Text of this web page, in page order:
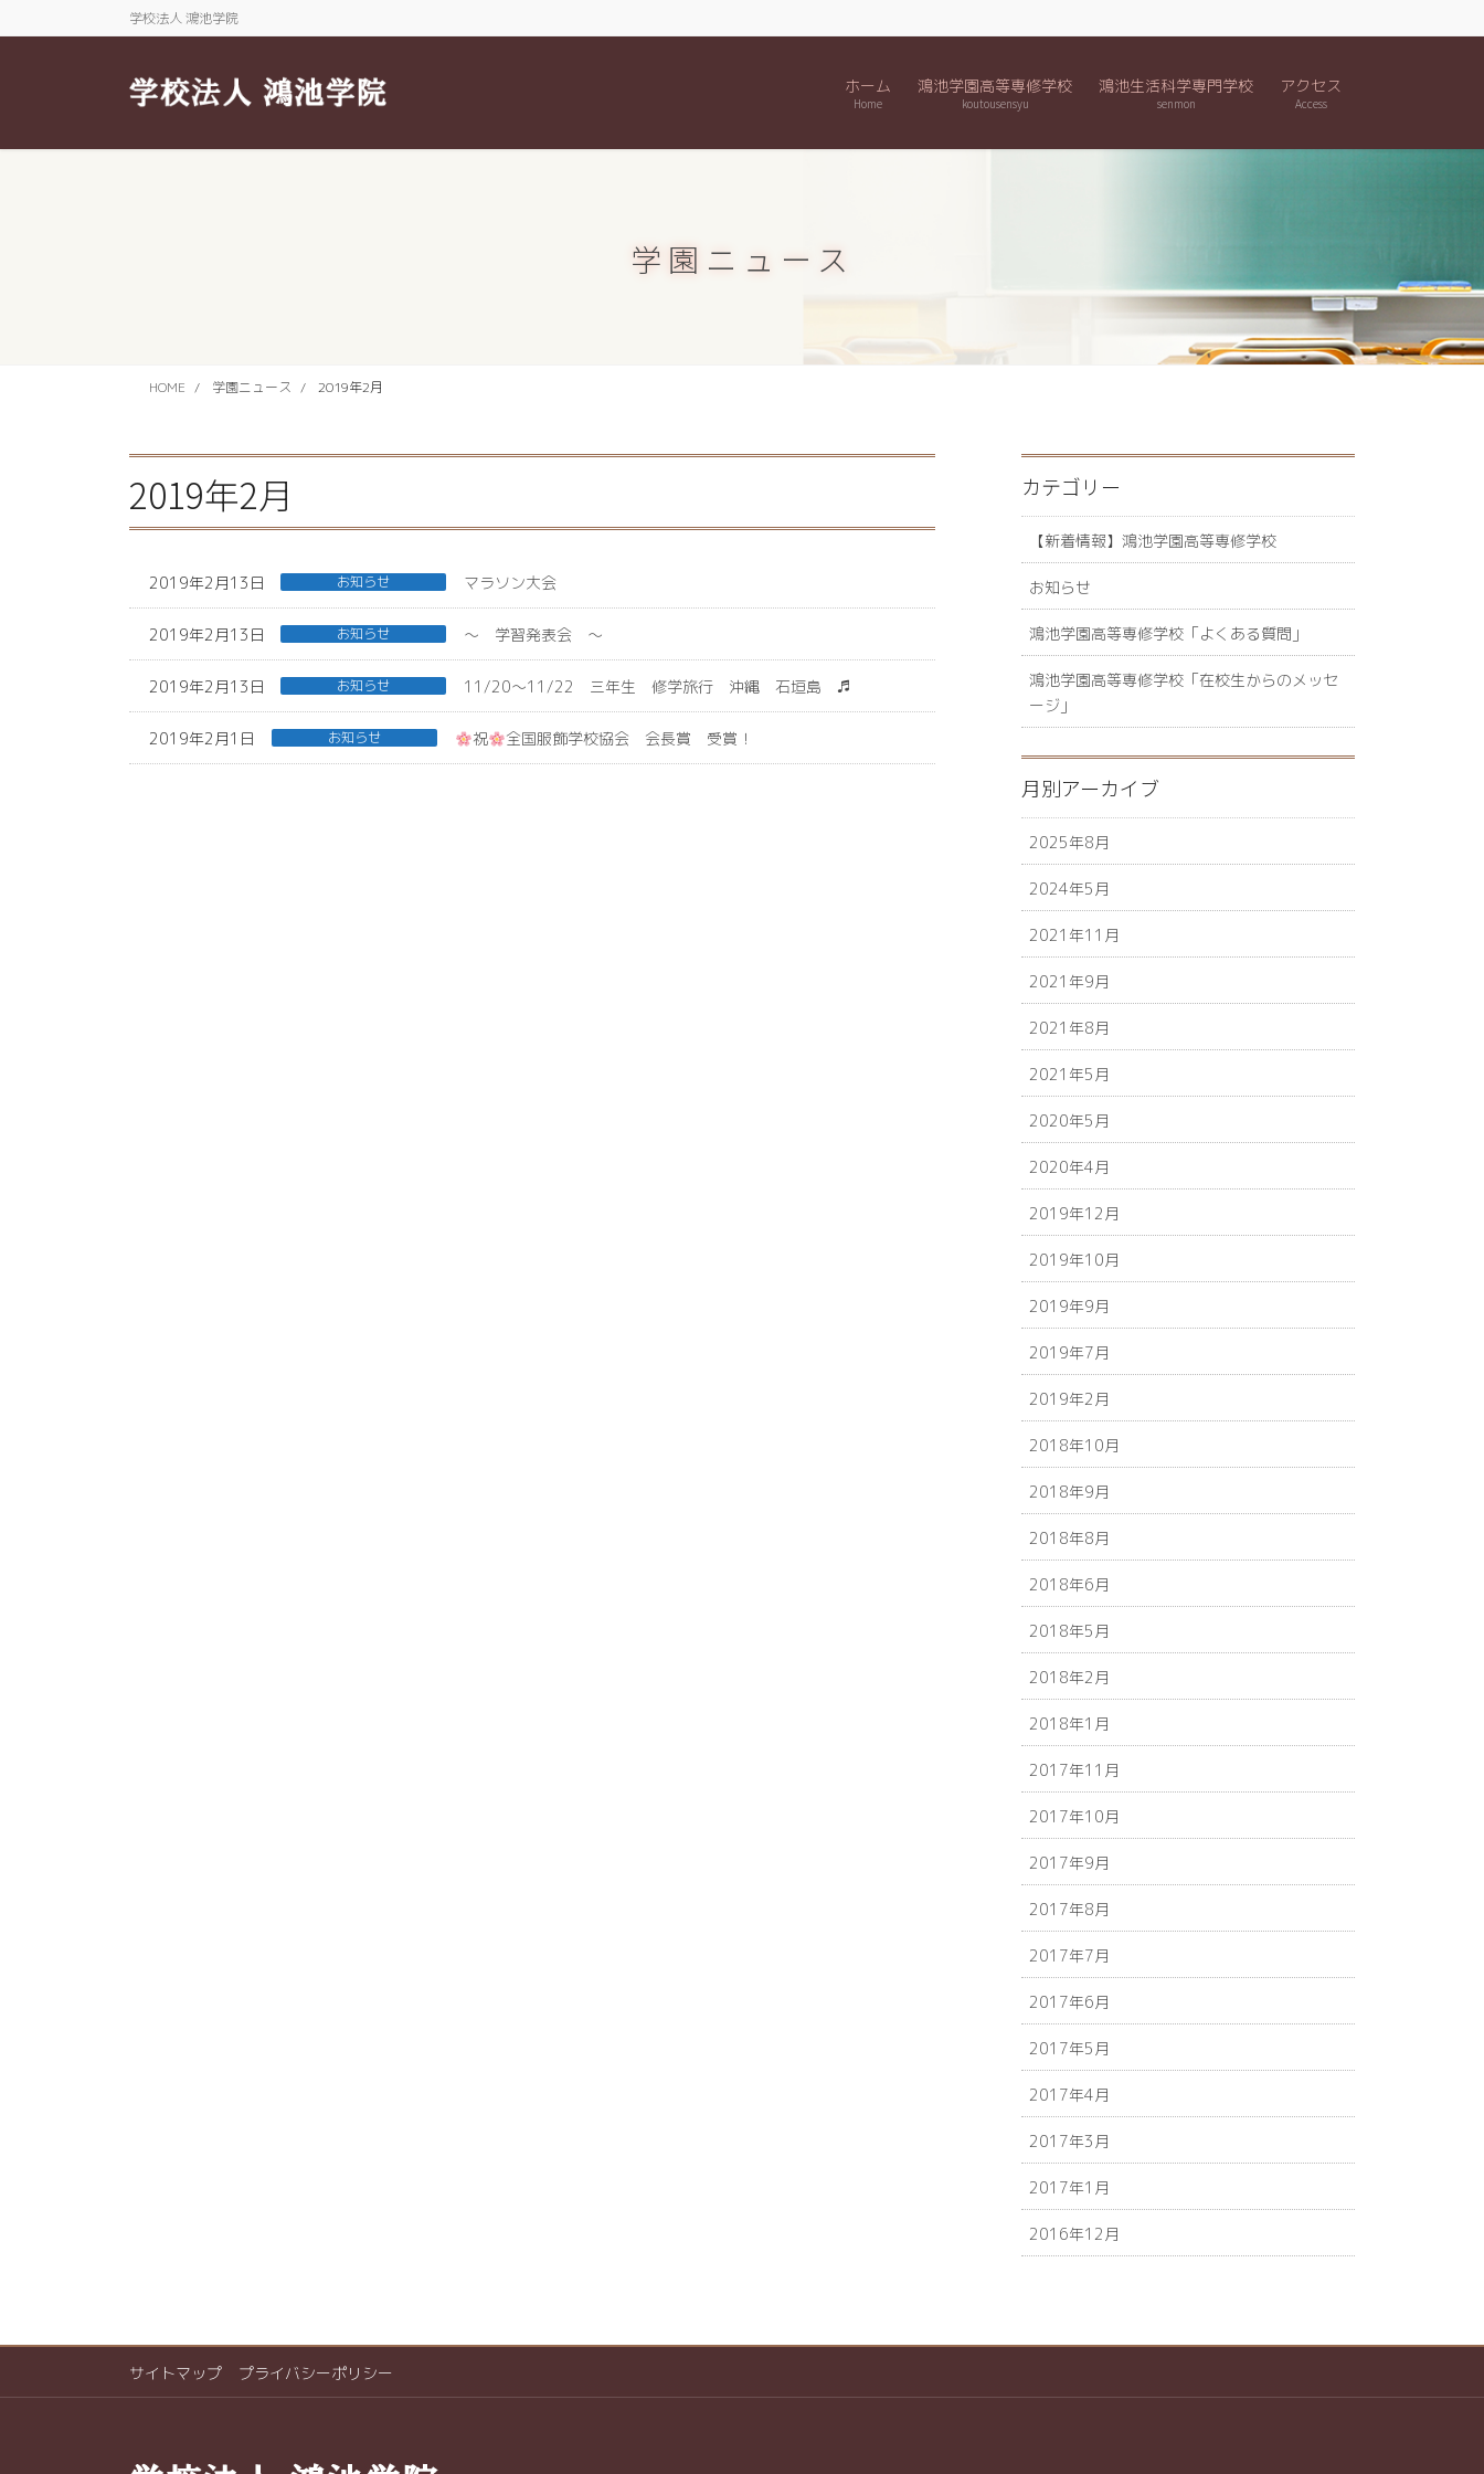
ン
に
ビ
ョ
学校法人 鴻池学院
ホーム
Home
鴻池学園高等専修学校
koutousensyu
鴻池生活科学専門学校
senmon
アクセス
Access
学園ニュース
HOME 学園ニュース 2019年2月
2019年2月
2019年2月13日 お知らせ マラソン大会
2019年2月13日 お知らせ ～ 学習発表会 ～
2019年2月13日 お知らせ 11/20～11/22 三年生 修学旅行 沖縄 石垣島 ♬
2019年2月1日 お知らせ 祝 全国服飾学校協会 会長賞 受賞！
カテゴリー
【新着情報】鴻池学園高等専修学校
お知らせ
鴻池学園高等専修学校「よくある質問」
鴻池学園高等専修学校「在校生からのメッセ
ージ」
月別アーカイブ
2025年8月
2024年5月
2021年11月
2021年9月
2021年8月
2021年5月
2020年5月
2020年4月
2019年12月
2019年10月
2019年9月
2019年7月
2019年2月
2018年10月
2018年9月
2018年8月
2018年6月
2018年5月
2018年2月
2018年1月
2017年11月
2017年10月
2017年9月
2017年8月
2017年7月
2017年6月
2017年5月
2017年4月
2017年3月
2017年1月
2016年12月
サイトマップ プライバシーポリシー